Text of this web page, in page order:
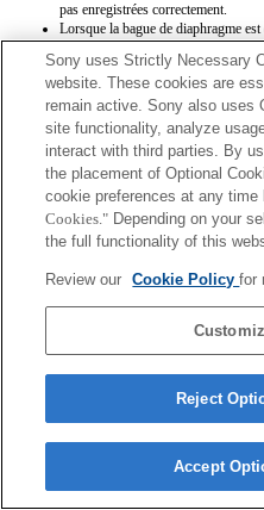
pas enregistrées correctement.
Lorsque la bague de diaphragme
d'exposition.
Si la bague de diaphragme passe du
de l'enregistrement d'une séquence,
Si vous faites tourner la bague de
en mode d'économie d'énergie n'est
Si la bague de diaphragme est
floutage d'arrière-plan du mode
Cependant, l'affichage à l'écran est
Les noms d’objectifs Exif ne seront
Terms of Use Contact Us
Sony uses Strictly Necessary
website. These cookies are
remain active. Sony also uses
site functionality, analyze
interact with third parties. By
the placement of Optional
cookie preferences at any time
Cookies." Depending on your
the full functionality of this
Review our Cookie Policyfor
Reject
Accept